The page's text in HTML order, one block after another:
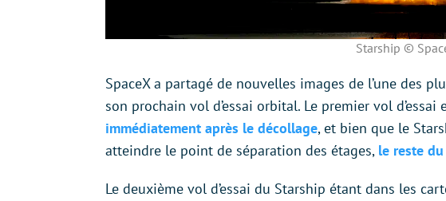
Starship ©
SpaceX a partagé de nouvelles images de l’une des
son prochain vol d’essai orbital. Le premier vol d’essai
immédiatement après le décollage, et bien que le
atteindre le point de séparation des étages, le reste
Le deuxième vol d’essai du Starship étant dans les